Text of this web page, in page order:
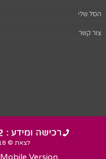
הסל שלי
צור קשר
לצאת © 2018 כל הזכויות שמורות